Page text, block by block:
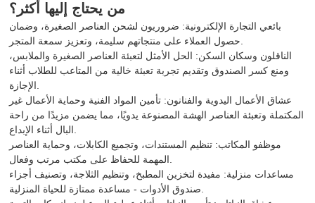
من يحتاج إليها أكثر؟
بائعي التجارة الإلكترونية: ضروريون لشحن العناصر الصغيرة، وضمان
الناقلون وسكان السكن: الحل الأمثل لتعبئة العناصر الصغيرة والملابس،
ومنع كسر الصندوق وتقديم تجربة تعبئة خالية من المتاعب للطلاب أثناء
عشاق الأعمال اليدوية والفنانون: تأمين المواد الفنية وحماية الأعمال غير
المكتملة وتعبئة العناصر الهشة المصنوعة يدويًا، مما يضمن مزيدًا من راحة
موظفو المكاتب: تنظيم المستندات، وتجميع الكابلات، وحماية العناصر
مساعدات منزلية: مفيدة لتخزين المطبخ، وتنظيم الثلاجة، وتصنيف أجزاء